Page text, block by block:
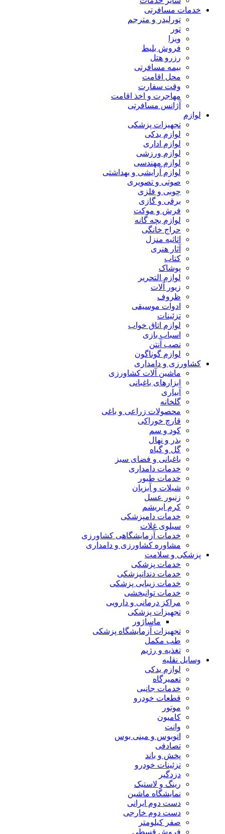
خدمات مسافرتی
تورلیدر و مترجم
تور
ویزا
فروش بلیط
رزرو هتل
بیمه مسافرتی
محل اقامت
وقت سفارت
مهاجرت و اخذ اقامت
آژانس مسافرتی
لوازم
تجهیزات پزشکی
لوازم یدکی
لوازم اداری
لوازم ورزشی
لوازم مهندسی
لوازم آرایشی و بهداشتی
صوتی و تصویری
چوبی و فلزی
برقی و گازی
فرش و موکت
لوازم بچه گانه
حراج خانگی
اثاثیه منزل
آثار هنری
کتاب
پوشاک
لوازم التحریر
زیور آلات
ظروف
ادوات موسیقی
تزئینات
لوازم اتاق خواب
اسباب بازی
نصب آنتن
لوازم گوناگون
کشاورزی و دامداری
ماشین آلات کشاورزی
ابزارهای باغبانی
آبیاری
گلخانه
محصولات زراعی و باغی
قارچ خوراکی
کود و سم
بذر و نهال
گل و گیاه
باغبانی و فضای سبز
خدمات دامداری
خدمات طیور
شیلات و آبزیان
زنبور عسل
کرم ابریشم
خدمات دامپزشکی
سیلوی غلات
خدمات آزمایشگاهی کشاورزی
مشاوره کشاورزی و دامداری
پزشکی و سلامت
خدمات پزشکی
خدمات دندانپزشکی
خدمات زیبایی پزشکی
خدمات توانبخشی
مراکز درمانی و دارویی
تجهیزات پزشکی
ماساژور
تجهیزات آزمایشگاه پزشکی
طب مکمل
تغذیه و رژیم
وسایل نقلیه
لوازم یدکی
تعمیرگاه
خدمات جانبی
قطعات خودرو
موتور
کامیون
وانت
اتوبوس و مینی بوس
تصادفی
پخش و باند
تزئینات خودرو
دزدگیر
رینگ و لاستیک
نمایشگاه ماشین
دست دوم ایرانی
دست دوم خارجی
صفر کیلومتر
فروش قسطی